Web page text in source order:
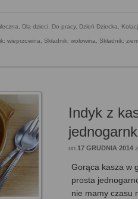
, Dla dzieci, Do pracy, Dzień Dziecka,
wieprzowina, Składnik: wołowina, Składnik:
Indyk z
on 17 GRUDNIA 2014
Gorąca kasza w
prosta
nie mamy czasu